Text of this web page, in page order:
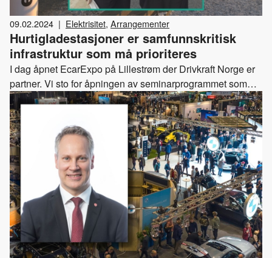
09.02.2024 | Elektrisitet, Arrangementer
Hurtigladestasjoner er samfunnskritisk
infrastruktur som må prioriteres
I dag åpnet EcarExpo på Lillestrøm der Drivkraft Norge er
partner. Vi sto for åpningen av seminarprogrammet som
inkluderte en samtale med samferdselsminister Jon Ivar
Nygård og presentasjoner fra representanter for
medlemmene våre om hva som rører seg i bransjen.